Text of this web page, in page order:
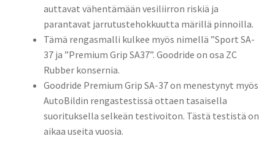
auttavat vähentämään vesiliirron riskiä ja
parantavat jarrutustehokkuutta märillä pinnoilla.
Tämä rengasmalli kulkee myös nimellä ”Sport SA-
37 ja ”Premium Grip SA37”. Goodride on osa ZC
Rubber konsernia.
Goodride Premium Grip SA-37 on menestynyt myös
AutoBildin rengastestissä ottaen tasaisella
suorituksella selkeän testivoiton. Tästä testistä on
aikaa useita vuosia.